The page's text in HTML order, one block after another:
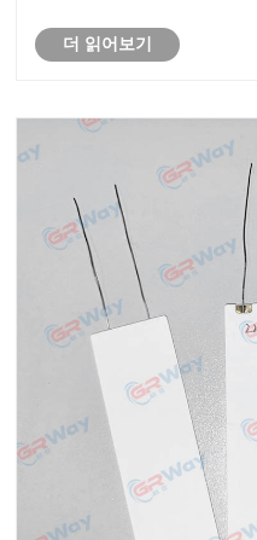
줄이며 제품 품질을 향상
없이 세라믹 가열 기술의
효율성을 크게 높일 수 있
더 읽어보기